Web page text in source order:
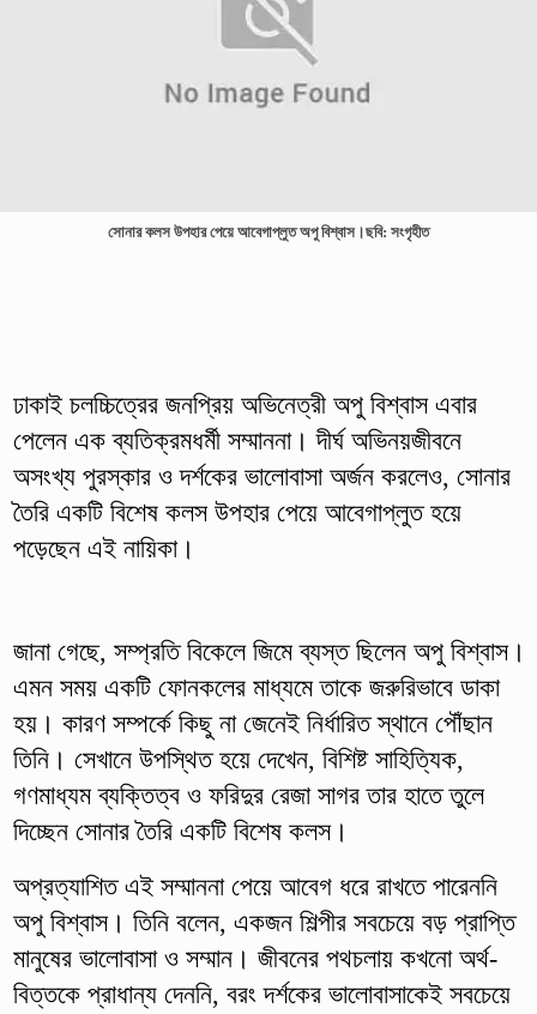
সোনার কলস উপহার পেয়ে আবেগাপ্লুত অপু বিশ্বাস।ছবি: সংগৃহীত
ঢাকাই চলচ্চিত্রের জনপ্রিয় অভিনেত্রী অপু বিশ্বাস এবার
পেলেন এক ব্যতিক্রমধর্মী সম্মাননা। দীর্ঘ অভিনয়জীবনে
অসংখ্য পুরস্কার ও দর্শকের ভালোবাসা অর্জন করলেও, সোনার
তৈরি একটি বিশেষ কলস উপহার পেয়ে আবেগাপ্লুত হয়ে
পড়েছেন এই নায়িকা।
জানা গেছে, সম্প্রতি বিকেলে জিমে ব্যস্ত ছিলেন অপু বিশ্বাস।
এমন সময় একটি ফোনকলের মাধ্যমে তাকে জরুরিভাবে ডাকা
হয়। কারণ সম্পর্কে কিছু না জেনেই নির্ধারিত স্থানে পৌঁছান
তিনি। সেখানে উপস্থিত হয়ে দেখেন, বিশিষ্ট সাহিত্যিক,
গণমাধ্যম ব্যক্তিত্ব ও ফরিদুর রেজা সাগর তার হাতে তুলে
দিচ্ছেন সোনার তৈরি একটি বিশেষ কলস।
অপ্রত্যাশিত এই সম্মাননা পেয়ে আবেগ ধরে রাখতে পারেননি
অপু বিশ্বাস। তিনি বলেন, একজন শিল্পীর সবচেয়ে বড় প্রাপ্তি
মানুষের ভালোবাসা ও সম্মান। জীবনের পথচলায় কখনো অর্থ-
বিত্তকে প্রাধান্য দেননি, বরং দর্শকের ভালোবাসাকেই সবচেয়ে